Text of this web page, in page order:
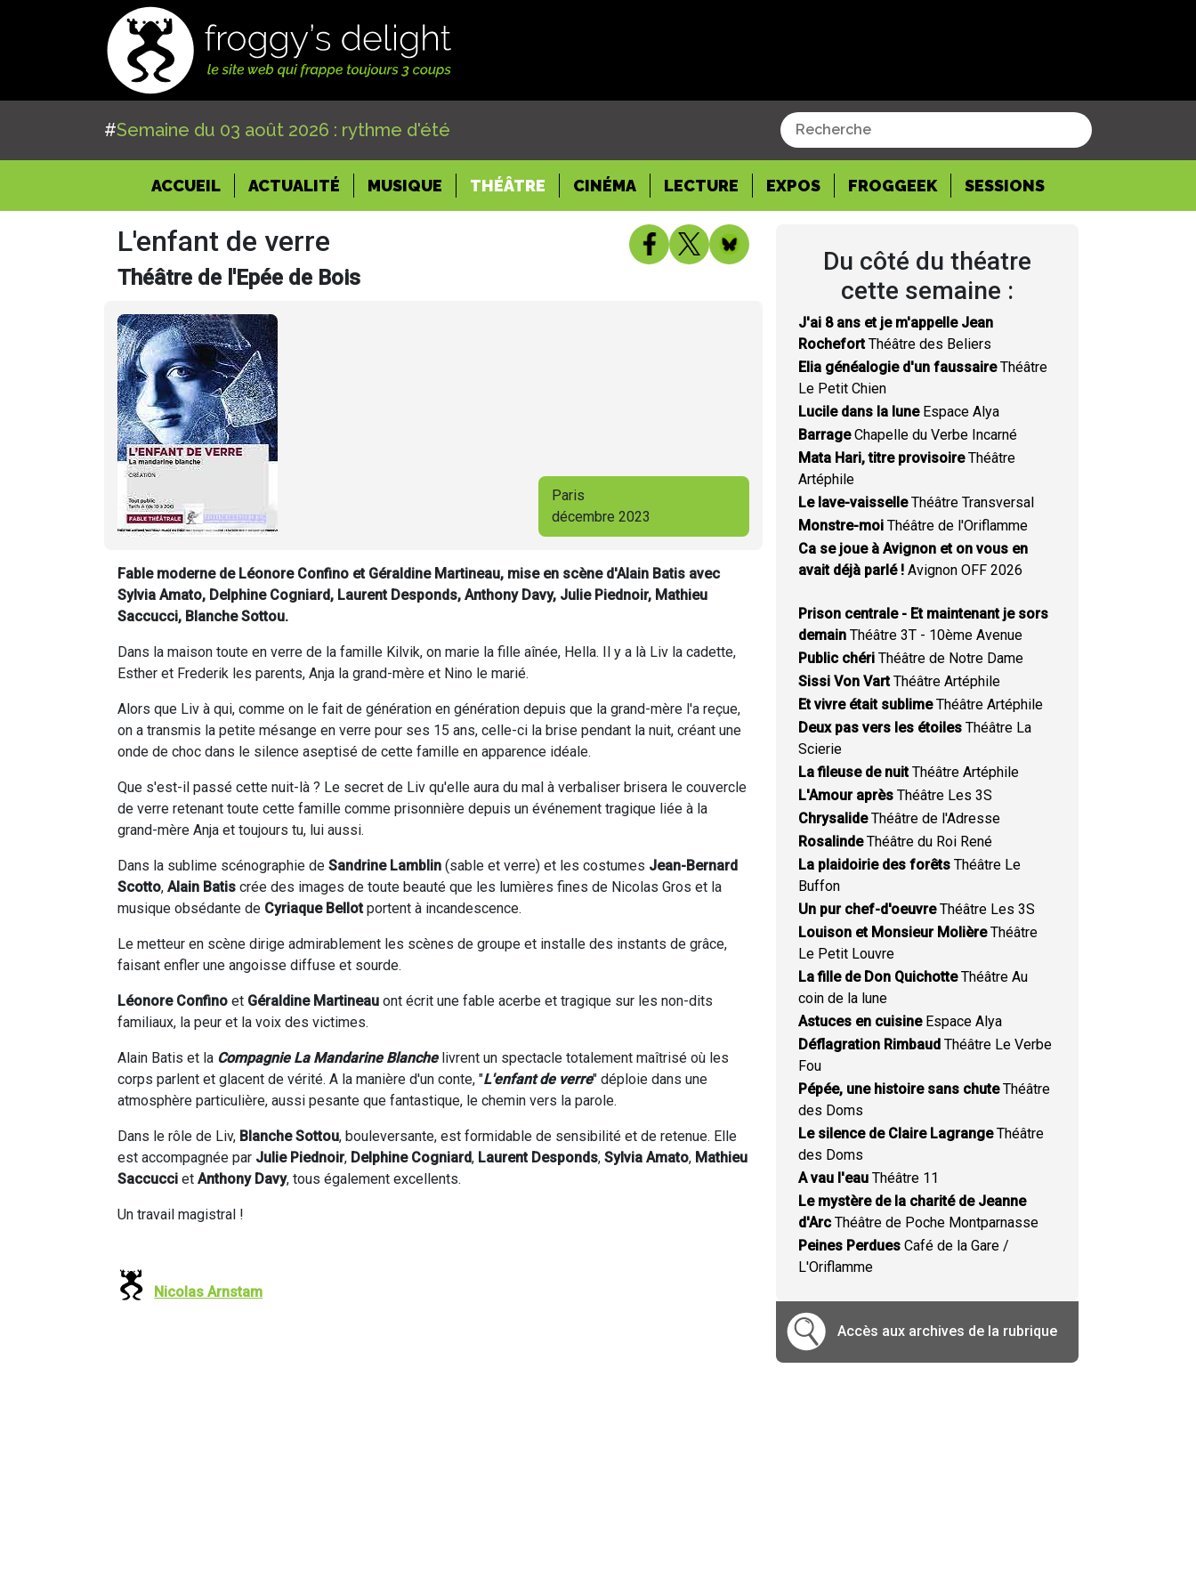
#Semaine du 03 août 2026 : rythme d'été
ACCUEIL(CURRENT)
ACTUALITÉ MUSIQUE THÉÂTRE CINÉMA LECTURE EXPOS FROGGEEK SESSIONS
L'enfant de verre
Théâtre de l'Epée de Bois
Paris
décembre 2023
Fable moderne de Léonore Confino et Géraldine Martineau, mise en scène d'Alain Batis avec
Sylvia Amato, Delphine Cogniard, Laurent Desponds, Anthony Davy, Julie Piednoir, Mathieu
Saccucci, Blanche Sottou.
Dans la maison toute en verre de la famille Kilvik, on marie la fille aînée, Hella. Il y a là Liv la cadette,
Esther et Frederik les parents, Anja la grand-mère et Nino le marié.
Alors que Liv à qui, comme on le fait de génération en génération depuis que la grand-mère l'a reçue,
on a transmis la petite mésange en verre pour ses 15 ans, celle-ci la brise pendant la nuit, créant une
onde de choc dans le silence aseptisé de cette famille en apparence idéale.
Que s'est-il passé cette nuit-là ? Le secret de Liv qu'elle aura du mal à verbaliser brisera le couvercle
de verre retenant toute cette famille comme prisonnière depuis un événement tragique liée à la
grand-mère Anja et toujours tu, lui aussi.
Dans la sublime scénographie de Sandrine Lamblin (sable et verre) et les costumes Jean-Bernard
Scotto, Alain Batis crée des images de toute beauté que les lumières fines de Nicolas Gros et la
musique obsédante de Cyriaque Bellotportent à incandescence.
Le metteur en scène dirige admirablement les scènes de groupe et installe des instants de grâce,
faisant enfler une angoisse diffuse et sourde.
Léonore Confino et Géraldine Martineau ont écrit une fable acerbe et tragique sur les non-dits
familiaux, la peur et la voix des victimes.
Alain Batis et la Compagnie La Mandarine Blanchelivrent un spectacle totalement maîtrisé où les
corps parlent et glacent de vérité. A la manière d'un conte, "L'enfant de verre" déploie dans une
atmosphère particulière, aussi pesante que fantastique, le chemin vers la parole.
Dans le rôle de Liv, Blanche Sottou, bouleversante, est formidable de sensibilité et de retenue. Elle
est accompagnée par Julie Piednoir, Delphine Cogniard, Laurent Desponds, Sylvia Amato, Mathieu
Saccucci et Anthony Davy, tous également excellents.
Un travail magistral !
Nicolas Arnstam
Du côté du théatre
cette semaine :
J'ai 8 ans et je m'appelle Jean
RochefortThéâtre des Beliers
Elia généalogie d'un faussaireThéâtre
Le Petit Chien
Lucile dans la luneEspace Alya
BarrageChapelle du Verbe Incarné
Mata Hari, titre provisoireThéâtre
Artéphile
Le lave-vaisselleThéâtre Transversal
Monstre-moi Théâtre de l'Oriflamme
Ca se joue à Avignon et on vous en
avait déjà parlé ! Avignon OFF 2026
Prison centrale - Et maintenant je sors
demain Théâtre 3T - 10ème Avenue
Public chéri Théâtre de Notre Dame
Sissi Von VartThéâtre Artéphile
Et vivre était sublimeThéâtre Artéphile
Deux pas vers les étoiles Théâtre La
Scierie
La fileuse de nuitThéâtre Artéphile
L'Amour après Théâtre Les 3S
ChrysalideThéâtre de l'Adresse
RosalindeThéâtre du Roi René
La plaidoirie des forêts Théâtre Le
Buffon
Un pur chef-d'oeuvreThéâtre Les 3S
Louison et Monsieur MolièreThéâtre
Le Petit Louvre
La fille de Don QuichotteThéâtre Au
coin de la lune
Astuces en cuisineEspace Alya
Déflagration Rimbaud Théâtre Le Verbe
Fou
Pépée, une histoire sans chuteThéâtre
des Doms
Le silence de Claire LagrangeThéâtre
des Doms
A vau l'eau Théâtre 11
Le mystère de la charité de Jeanne
d'Arc Théâtre de Poche Montparnasse
Peines Perdues Café de la Gare /
L'Oriflamme
Accès aux archives de la rubrique